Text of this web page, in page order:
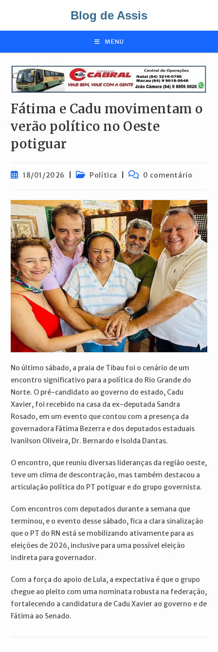
o
Blog de Assis
MENU
Fátima e Cadu movimentam o
verão político no Oeste
potiguar
Post18/01/2026
Categoria
Política
Comentários
0 comentário
No último sábado, a praia de Tibau foi o cenário de um
encontro significativo para a política do Rio Grande do
Norte. O pré-candidato ao governo do estado, Cadu
Xavier, foi recebido na casa da ex-deputada Sandra
Rosado, em um evento que contou com a presença da
governadora Fátima Bezerra e dos deputados estaduais
Ivanilson Oliveira, Dr. Bernardo e Isolda Dantas.
O encontro, que reuniu diversas lideranças da região oeste,
teve um clima de descontração, mas também destacou a
articulação política do PT potiguar e do grupo governista.
Com encontros com deputados durante a semana que
terminou, e o evento desse sábado, fica a clara sinalização
que o PT do RN está se mobilizando ativamente para as
eleições de 2026, inclusive para uma possível eleição
indireta para governador.
Com a força do apoio de Lula, a expectativa é que o grupo
chegue ao pleito com uma nominata robusta na federação,
fortalecendo a candidatura de Cadu Xavier ao governo e de
Fátima ao Senado.